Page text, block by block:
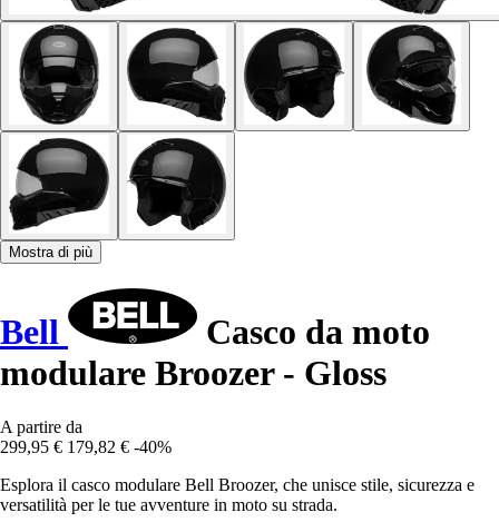
Mostra di più
Bell
Casco da moto
modulare Broozer - Gloss
A partire da
299,95 € 179,82 € -40%
Esplora il casco modulare Bell Broozer, che unisce stile, sicurezza e
versatilità per le tue avventure in moto su strada.